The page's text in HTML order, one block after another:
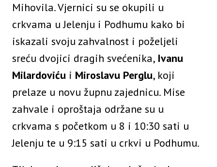
Mihovila. Vjernici su se okupili u
crkvama u Jelenju i Podhumu kako bi
iskazali svoju zahvalnost i poželjeli
sreću dvojici dragih svećenika, Ivanu
Milardoviću i Miroslavu Perglu, koji
prelaze u novu župnu zajednicu. Mise
zahvale i oproštaja održane su u
crkvama s početkom u 8 i 10:30 sati u
Jelenju te u 9:15 sati u crkvi u Podhumu.